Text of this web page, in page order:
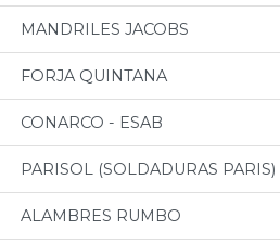
MANDRILES JACOBS
FORJA QUINTANA
CONARCO - ESAB
PARISOL (SOLDADURAS PARIS)
ALAMBRES RUMBO